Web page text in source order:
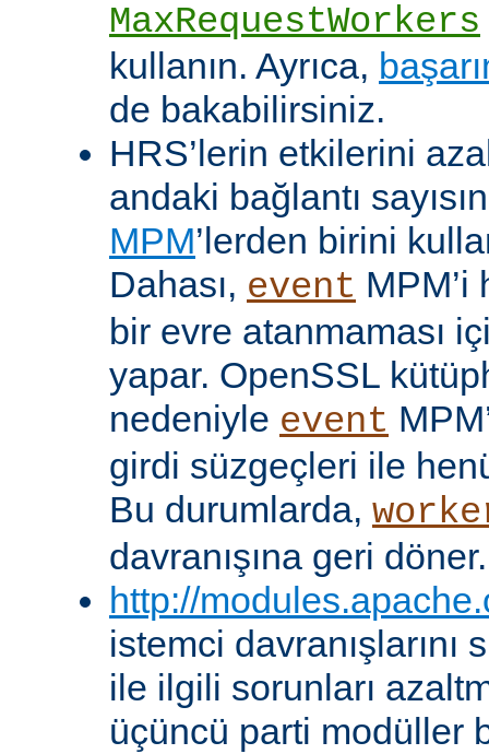
MaxRequestWorkers
kullanın. Ayrıca,
de bakabilirsiniz.
HRS’lerin etkilerini
andaki bağlantı
MPM’lerden birini
Dahası, event MPM’i
bir evre atanmaması
yapar. OpenSSL
nedeniyle event
girdi süzgeçleri ile
Bu durumlarda,
davranışına geri döner.
http://
istemci davranışlarını
ile ilgili sorunları
üçüncü parti modüller